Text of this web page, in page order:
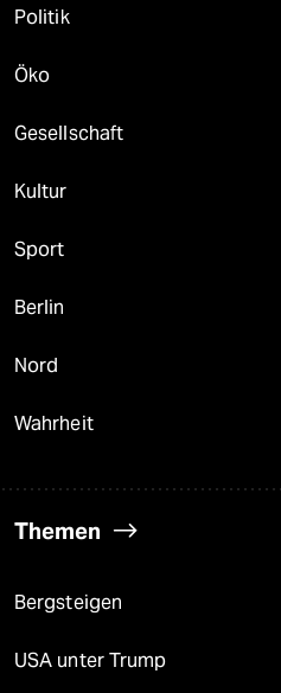
Politik
Öko
Gesellschaft
Kultur
Sport
Berlin
Nord
Wahrheit
Themen
Bergsteigen
USA unter Trump